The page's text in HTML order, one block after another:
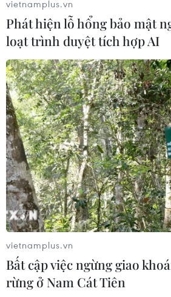
OPEC sẽ họp bất thường
giảm sản lượng chưa đủ
24/12/2018 07:26
OPEC và các nhà sản xuất liên
một cuộc họp bất thường vào cuối
tháng 3/2019 tại Baku, Azerbaijan
giảm sản lượng chưa đủ cân bằng
vietnamplus.vn
Phát hiện lỗ hổng bảo mật
loạt trình duyệt tích hợp AI
vietnamplus.vn
Bất cập việc ngừng giao
rừng ở Nam Cát Tiên